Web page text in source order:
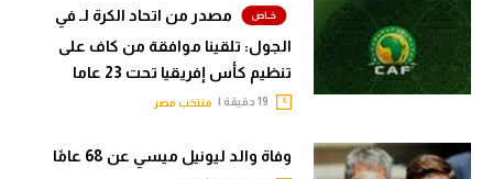
مصدر من اتحاد الكرة لـ في
الجول: تلقينا موافقة من كاف على
تنظيم كأس إفريقيا تحت 23 عاما
منتخب مصر
وفاة والد ليونيل ميسي عن 68 عامًا